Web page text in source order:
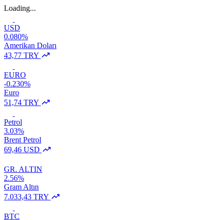
Loading...
USD
0.080%
Amerikan Doları
43,77 TRY
EURO
-0.230%
Euro
51,74 TRY
Petrol
3.03%
Brent Petrol
69,46 USD
GR. ALTIN
2.56%
Gram Altın
7.033,43 TRY
BTC